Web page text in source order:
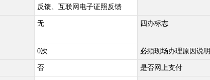
反馈、互联网电子证照反馈
无 四办标志
0次 必须现场办理原因说明
否 是否网上支付